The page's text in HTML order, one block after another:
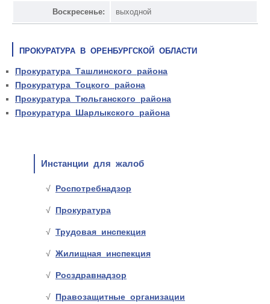
Воскресенье: выходной
ПРОКУРАТУРА В ОРЕНБУРГСКОЙ ОБЛАСТИ
Прокуратура Ташлинского района
Прокуратура Тоцкого района
Прокуратура Тюльганского района
Прокуратура Шарлыкского района
Инстанции для жалоб
Роспотребнадзор
Прокуратура
Трудовая инспекция
Жилищная инспекция
Росздравнадзор
Правозащитные организации